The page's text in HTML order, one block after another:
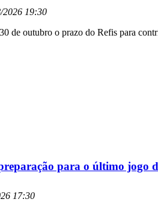
2026 19:30
de outubro o prazo do Refis para
para o último jogo
17:30